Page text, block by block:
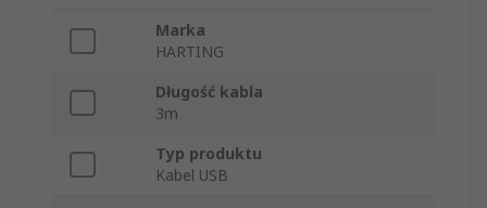
Marka
HARTING
Długość kabla
3m
Typ produktu
Kabel USB